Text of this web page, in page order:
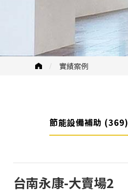
實績案例
節能設備補助 (369)
台南永康-大賣場2